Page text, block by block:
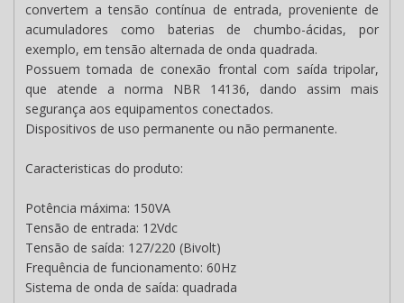
convertem a tensão contínua de entrada, proveniente de
acumuladores como baterias de chumbo-ácidas, por
exemplo, em tensão alternada de onda quadrada.
Possuem tomada de conexão frontal com saída tripolar,
que atende a norma NBR 14136, dando assim mais
segurança aos equipamentos conectados.
Dispositivos de uso permanente ou não permanente.
Caracteristicas do produto:
Potência máxima: 150VA
Tensão de entrada: 12Vdc
Tensão de saída: 127/220 (Bivolt)
Frequência de funcionamento: 60Hz
Sistema de onda de saída: quadrada